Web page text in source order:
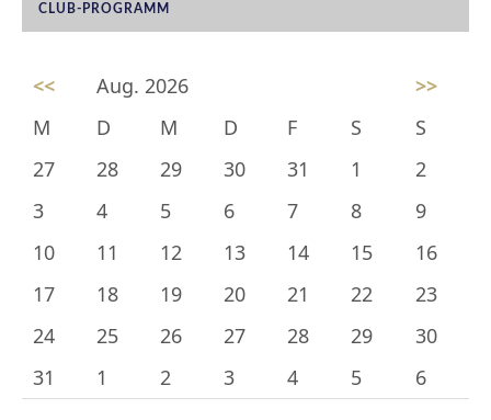
CLUB-PROGRAMM
<< Aug. 2026
>>
M
D M D F S
S
27
28 29 30 31 1
2
3
4 5 6 7 8
9
10
11 12 13 14 15
16
17
18 19 20 21 22
23
24
25 26 27 28 29
30
31
1 2 3 4 5 6